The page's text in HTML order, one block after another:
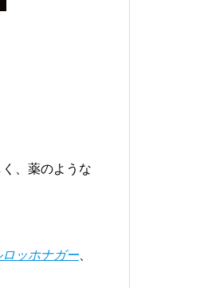
、薬のような
ロッホナガー、